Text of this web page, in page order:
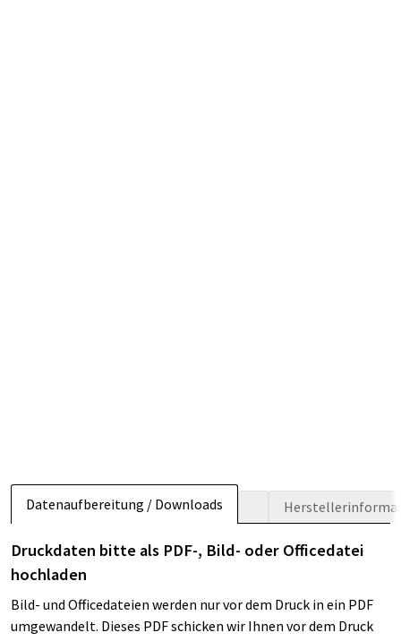
Datenaufbereitung / Downloads
Druckdaten bitte als PDF-, Bild- oder Officedatei
hochladen
Bild- und Officedateien werden nur vor dem Druck in ein PDF
umgewandelt. Dieses PDF schicken wir Ihnen vor dem Druck